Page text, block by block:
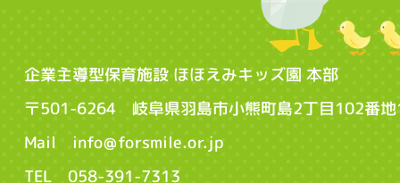
企業主導型保育施設 ほほえみキッズ園 本部
〒501-6264 岐阜県羽島市小熊町島2丁目102番
Mail info@forsmile.or.jp
TEL 058-391-7313